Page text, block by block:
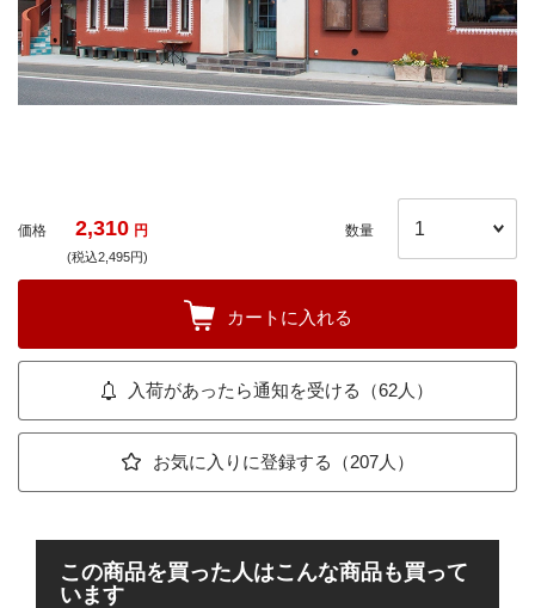
価格 2,310 円
(税込2,495円)
数量
カートに入れる
入荷があったら通知を受ける（62人）
お気に入りに登録する（207人）
この商品を買った人はこんな商品も買って
います